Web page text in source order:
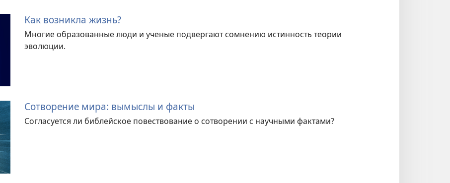
Как возникла жизнь?
Многие образованные люди и ученые подвергают сомнению истинность теории
эволюции.
Сотворение мира: вымыслы и факты
Согласуется ли библейское повествование о сотворении с научными фактами?